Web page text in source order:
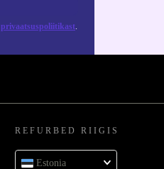
privaatsuspoliitikast.
REFURBED RIIGIS
Estonia